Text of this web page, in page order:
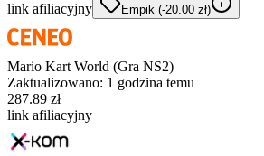
link afiliacyjny
Empik (-20.00 zł)
Mario Kart World (Gra NS2)
Zaktualizowano: 1 godzina temu
287.89 zł
link afiliacyjny